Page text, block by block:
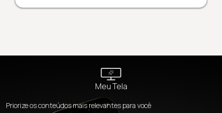
Meu Tela
Priorize os conteúdos mais relevantes para você